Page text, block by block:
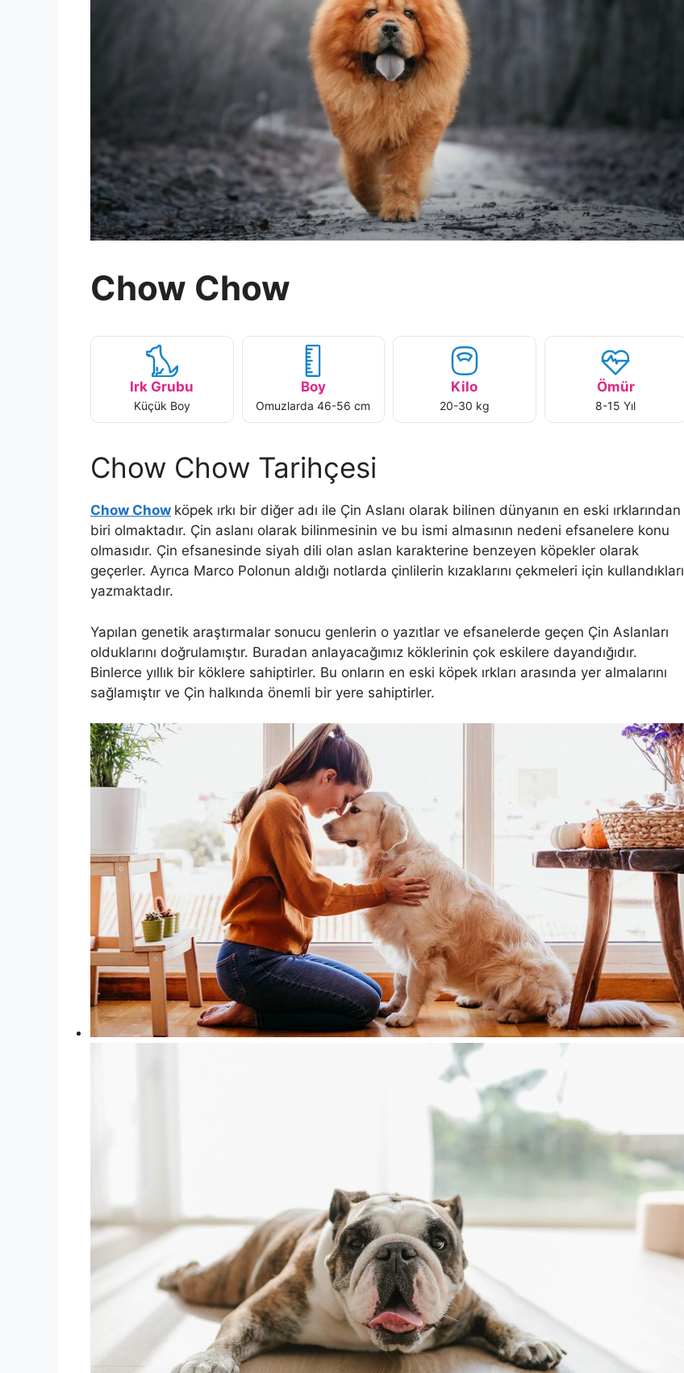
Chow Chow
Irk Grubu
Küçük Boy
Boy
Omuzlarda 46-56 cm
Kilo
20-30 kg
Ömür
8-15 Yıl
Chow Chow Tarihçesi
Chow Chow köpek ırkı bir diğer adı ile Çin Aslanı olarak bilinen dünyanın en eski ırklarından
biri olmaktadır. Çin aslanı olarak bilinmesinin ve bu ismi almasının nedeni efsanelere konu
olmasıdır. Çin efsanesinde siyah dili olan aslan karakterine benzeyen köpekler olarak
geçerler. Ayrıca Marco Polonun aldığı notlarda çinlilerin kızaklarını çekmeleri için kullandıkları
yazmaktadır.
Yapılan genetik araştırmalar sonucu genlerin o yazıtlar ve efsanelerde geçen Çin Aslanları
olduklarını doğrulamıştır. Buradan anlayacağımız köklerinin çok eskilere dayandığıdır.
Binlerce yıllık bir köklere sahiptirler. Bu onların en eski köpek ırkları arasında yer almalarını
sağlamıştır ve Çin halkında önemli bir yere sahiptirler.